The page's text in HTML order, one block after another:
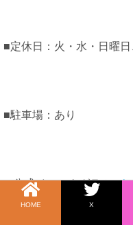
■定休日：火・水・日曜日
■駐車場：あり
■ 公式インスタグラム：
_oto/HOME X